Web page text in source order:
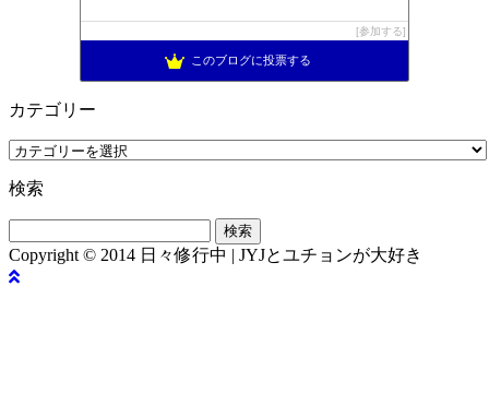
参加する
このブログに投票する
カテゴリー
カ
ゴ
リ
ー
検索
索:
Copyright © 2014 日々修行中 | JYJとユチョンが大好き